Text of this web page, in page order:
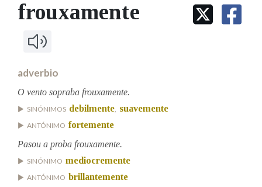
IDENTIDADE CORPORATIVA
MARCIAL DEL ADALID
FIGURAS HOMENAXEADAS
Facebook
TwitterYoutubeInstagram
Bluesky
BUSCAR NOS LEMAS
Comeza por
Contén
BUSCAR NO CONTIDO
frouxamente
adverbio
O vento sopraba frouxamente.
SINÓNIMOS debilmente, suavemente
ANTÓNIMO fortemente
Pasou a proba frouxamente.
SINÓNIMO mediocremente
ANTÓNIMO brillantemente